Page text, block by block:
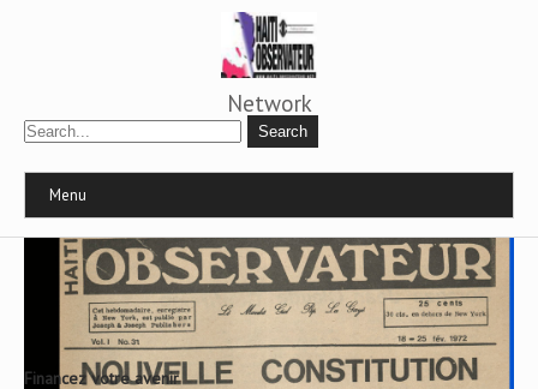
Network
Menu
Financez votre avenir